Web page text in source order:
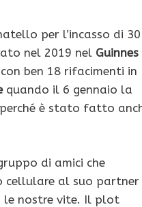
per l’incasso di 30
nel 2019 nel Guinnes
ben 18 rifacimenti in
quando il 6 gennaio la
è stato fatto
di amici che
cellulare al suo partner
le nostre vite. Il plot